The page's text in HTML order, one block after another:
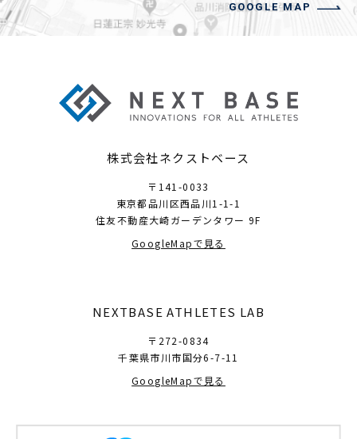
GOOGLE MAP
株式会社ネクストベース
〒141-0033
東京都品川区西品川1-1-1
住友不動産大崎ガーデンタワー 9F
GoogleMapで見る
NEXTBASE ATHLETES LAB
〒272-0834
千葉県市川市国分6-7-11
GoogleMapで見る